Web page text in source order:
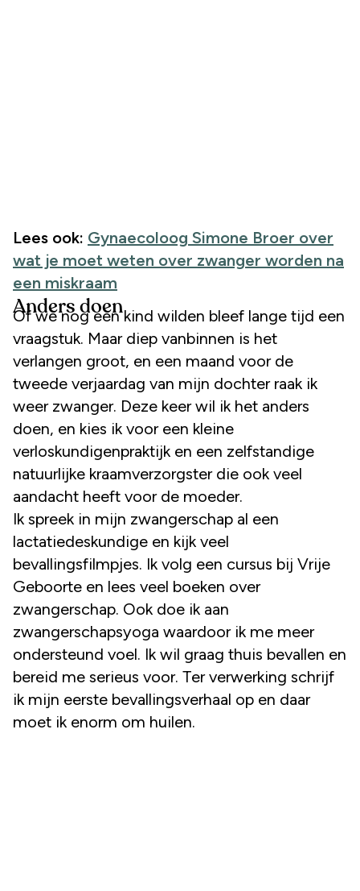
Lees ook: Gynaecoloog Simone Broer over
wat je moet weten over zwanger worden na
een miskraam
Anders doen
Of we nog een kind wilden bleef lange tijd een
vraagstuk. Maar diep vanbinnen is het
verlangen groot, en een maand voor de
tweede verjaardag van mijn dochter raak ik
weer zwanger. Deze keer wil ik het anders
doen, en kies ik voor een kleine
verloskundigenpraktijk en een zelfstandige
natuurlijke kraamverzorgster die ook veel
aandacht heeft voor de moeder.
Ik spreek in mijn zwangerschap al een
lactatiedeskundige en kijk veel
bevallingsfilmpjes. Ik volg een cursus bij Vrije
Geboorte en lees veel boeken over
zwangerschap. Ook doe ik aan
zwangerschapsyoga waardoor ik me meer
ondersteund voel. Ik wil graag thuis bevallen en
bereid me serieus voor. Ter verwerking schrijf
ik mijn eerste bevallingsverhaal op en daar
moet ik enorm om huilen.